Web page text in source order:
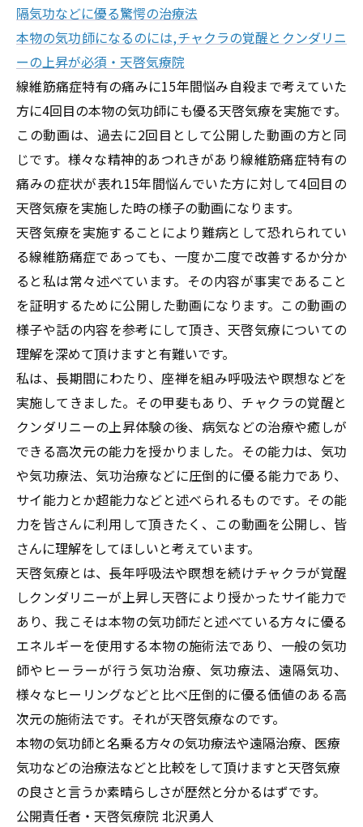
隔気功などに優る驚愕の治療法
本物の気功師になるのには,チャクラの覚醒とクンダリニ
ーの上昇が必須・天啓気療院
線維筋痛症特有の痛みに15年間悩み自殺まで考えていた
方に4回目の本物の気功師にも優る天啓気療を実施です。
この動画は、過去に2回目として公開した動画の方と同
じです。様々な精神的あつれきがあり線維筋痛症特有の
痛みの症状が表れ15年間悩んでいた方に対して4回目の
天啓気療を実施した時の様子の動画になります。
天啓気療を実施することにより難病として恐れられてい
る線維筋痛症であっても、一度か二度で改善するか分か
ると私は常々述べています。その内容が事実であること
を証明するために公開した動画になります。この動画の
様子や話の内容を参考にして頂き、天啓気療についての
理解を深めて頂けますと有難いです。
私は、長期間にわたり、座禅を組み呼吸法や瞑想などを
実施してきました。その甲斐もあり、チャクラの覚醒と
クンダリニーの上昇体験の後、病気などの治療や癒しが
できる高次元の能力を授かりました。その能力は、気功
や気功療法、気功治療などに圧倒的に優る能力であり、
サイ能力とか超能力などと述べられるものです。その能
力を皆さんに利用して頂きたく、この動画を公開し、皆
さんに理解をしてほしいと考えています。
天啓気療とは、長年呼吸法や瞑想を続けチャクラが覚醒
しクンダリニーが上昇し天啓により授かったサイ能力で
あり、我こそは本物の気功師だと述べている方々に優る
エネルギーを使用する本物の施術法であり、一般の気功
師やヒーラーが行う気功治療、気功療法、遠隔気功、
様々なヒーリングなどと比べ圧倒的に優る価値のある高
次元の施術法です。それが天啓気療なのです。
本物の気功師と名乗る方々の気功療法や遠隔治療、医療
気功などの治療法などと比較をして頂けますと天啓気療
の良さと言うか素晴らしさが歴然と分かるはずです。
公開責任者・天啓気療院 北沢勇人